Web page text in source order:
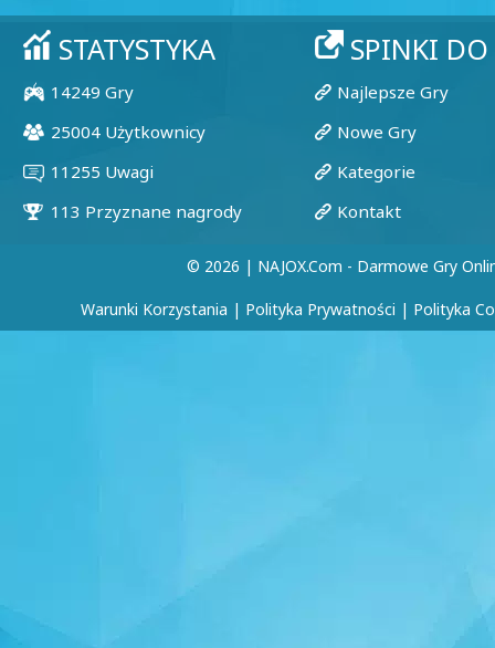
© 2026 | NAJOX.com - Darmowe Gry
Warunki Korzystania | Polityka Prywatności | Polityka